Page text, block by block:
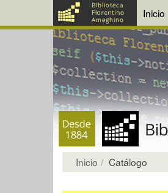
Inicio
Inicio Catálogo